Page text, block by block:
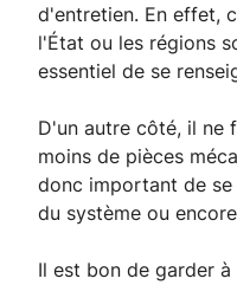
d'entretien. En effet,
l'État ou les régions
essentiel de se
D'un autre côté, il ne
moins de pièces
donc important de se
du système ou
Il est bon de garder